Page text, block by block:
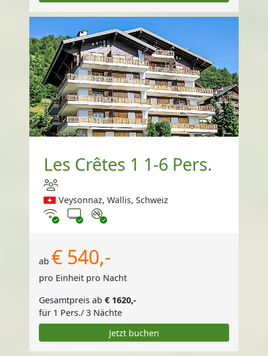
Les Crêtes 1 1-6 Pers.
Veysonnaz, Wallis, Schweiz
InternetTV Nichtraucher
ab € 540,-
pro Einheit pro Nacht
Gesamtpreis ab € 1620,-
für 1 Pers./ 3 Nächte
Jetzt buchen